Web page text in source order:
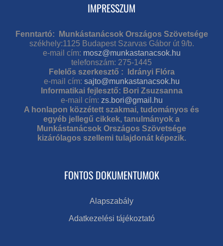
IMPRESSZUM
Fenntartó: Munkástanácsok Országos Szövetsége
székhely:1125 Budapest Szarvas Gábor út 9/b.
e-mail cím: mosz@munkastanacsok.hu
telefonszám: 275-1445
Felelős szerkesztő : Idrányi Flóra
e-mail cím: sajto@munkastanacsok.hu
Informatikai fejlesztő: Bori Zsuzsanna
e-mail cím: zs.bori@gmail.hu
A honlapon közzétett szakmai, tudományos és
egyéb jellegű cikkek, tanulmányok a
Munkástanácsok Országos Szövetsége
kizárólagos szellemi tulajdonát képezik.
FONTOS DOKUMENTUMOK
Alapszabály
Adatkezelési tájékoztató